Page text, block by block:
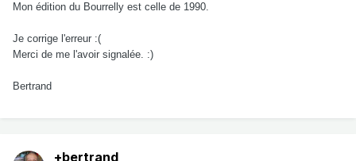
Mon édition du Bourrelly est celle de 1990.
Je corrige l'erreur :(
Merci de me l'avoir signalée. :)
Bertrand
+bertrand